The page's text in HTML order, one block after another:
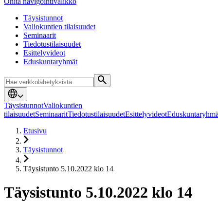
Täysistunnot
Valiokuntien tilaisuudet
Seminaarit
Tiedotustilaisuudet
Esittelyvideot
Eduskuntaryhmät
TäysistunnotValiokuntien
tilaisuudetSeminaaritTiedotustilaisuudetEsittelyvideot
Etusivu
Täysistunnot
Täysistunto 5.10.2022 klo 14
Täysistunto 5.10.2022 klo 14